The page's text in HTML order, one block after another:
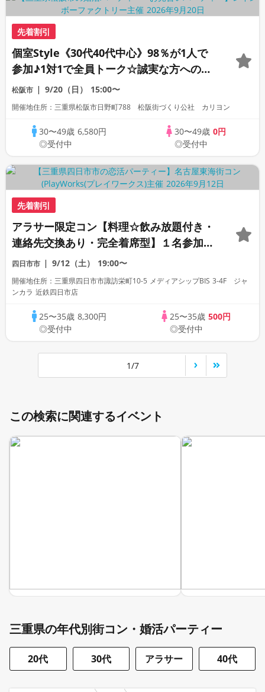
先着割引
個室Style《30代40代中心》98％が1人で
参加♪1対1で全員トーク☆誠実な方への婚
活パーティー
松阪市 9/20（日） 15:00〜
開催地住所：三重県松阪市日野町788 松阪街づくり公社 カリヨン
30〜49歳 6,580円
◎受付中
30〜49歳 0円
◎受付中
先着割引
アラサー限定コン【料理☆飲み放題付き・
連絡先交換あり・完全着席型】１名参加多
数・初参加も大歓迎☆プレイワークス主催
☆
四日市市 9/12（土） 19:00〜
開催地住所：三重県四日市市諏訪栄町10-5 メディアシップBIS 3-4F ジャ
ンカラ 近鉄四日市店
25〜35歳 8,300円
◎受付中
25〜35歳 500円
◎受付中
1/7
この検索に関連するイベント
三重県の年代別街コン・婚活パーティー
20代 30代 アラサー 40代